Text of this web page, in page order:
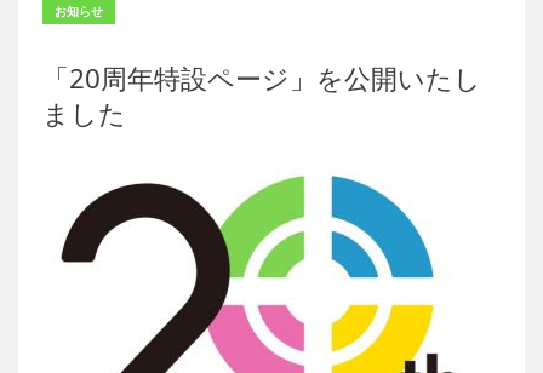
お知らせ
「20周年特設ページ」を公開いたし
ました